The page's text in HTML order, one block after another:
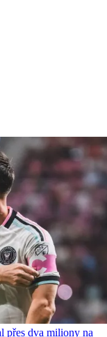
přes dva miliony na